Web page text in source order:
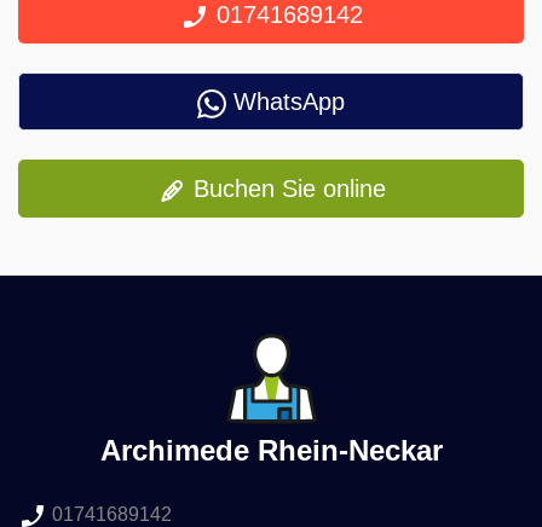
01741689142
WhatsApp
Buchen Sie online
Archimede Rhein-Neckar
01741689142